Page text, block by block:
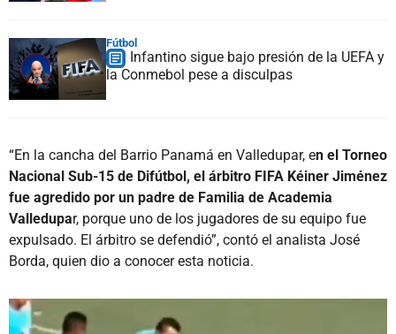
Fútbol
Infantino sigue bajo presión de la UEFA y
la Conmebol pese a disculpas
“En la cancha del Barrio Panamá en Valledupar, en el Torneo
Nacional Sub-15 de Difútbol, el árbitro FIFA Kéiner Jiménez
fue agredido por un padre de Familia de Academia
Valledupar, porque uno de los jugadores de su equipo fue
expulsado. El árbitro se defendió”, contó el analista José
Borda, quien dio a conocer esta noticia.